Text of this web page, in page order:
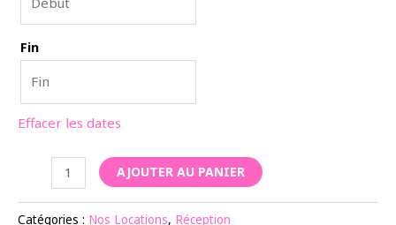
Fin
Effacer les dates
quantité
Verre
AJOUTER AU PANIER
Catégories : Nos Locations, Réception